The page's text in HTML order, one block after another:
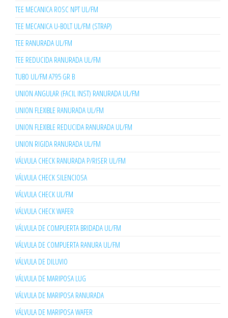
TEE MECANICA ROSC NPT UL/FM
TEE MECANICA U-BOLT UL/FM (STRAP)
TEE RANURADA UL/FM
TEE REDUCIDA RANURADA UL/FM
TUBO UL/FM A795 GR B
UNION ANGULAR (FACIL INST) RANURADA UL/FM
UNION FLEXIBLE RANURADA UL/FM
UNION FLEXIBLE REDUCIDA RANURADA UL/FM
UNION RIGIDA RANURADA UL/FM
VÁLVULA CHECK RANURADA P/RISER UL/FM
VÁLVULA CHECK SILENCIOSA
VÁLVULA CHECK UL/FM
VÁLVULA CHECK WAFER
VÁLVULA DE COMPUERTA BRIDADA UL/FM
VÁLVULA DE COMPUERTA RANURA UL/FM
VÁLVULA DE DILUVIO
VÁLVULA DE MARIPOSA LUG
VÁLVULA DE MARIPOSA RANURADA
VÁLVULA DE MARIPOSA WAFER